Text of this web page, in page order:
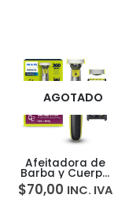
AGOTADO
Afeitadora de
Barba y Cuerpo
Philips OneBlade
Trim Edge Shave
$70,00 INC. IVA